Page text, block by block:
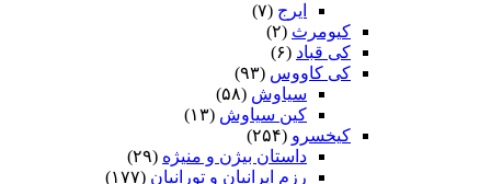
ایرج (۷)
کیومرث (۲)
کی قباد (۶)
کی کاووس (۹۳)
سیاوش (۵۸)
کین سیاوش (۱۳)
کیخسرو (۲۵۴)
داستان بیژن و منیژه (۲۹)
رزم ایرانیان و تورانیان (۱۷۷)